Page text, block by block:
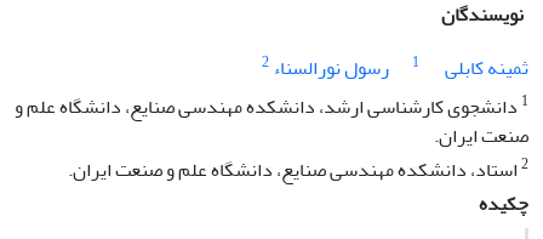
نویسندگان
ثمینه کابلی
1 رسول نورالسناء 2
1 دانشجوی کارشناسی ارشد، دانشکده مهندسی صنایع، دانشگاه علم و
صنعت ایران.
2استاد، دانشکده مهندسی صنایع، دانشگاه علم و صنعت ایران.
چکیده